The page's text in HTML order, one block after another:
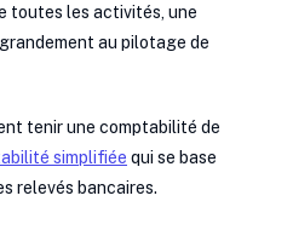
toutes les activités, une
au pilotage de
tenir une comptabilité de
simplifiée qui se base
relevés bancaires.